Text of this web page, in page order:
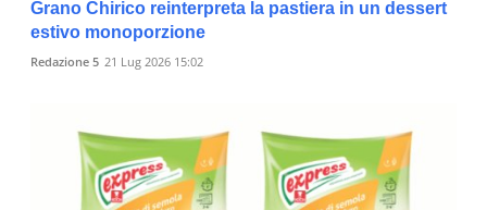
Grano Chirico reinterpreta la pastiera in un dessert
estivo monoporzione
Redazione 5 21 Lug 2026 15:02